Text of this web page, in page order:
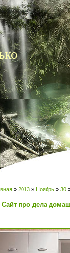
» 2013 » Ноябрь » 30
Сайт про дела